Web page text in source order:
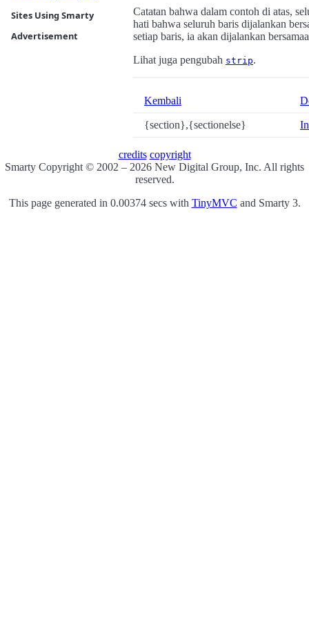
Sites Using Smarty
Advertisement
Catatan bahwa dalam contoh di atas,
hati bahwa seluruh baris dijalankan
setiap baris, ia akan dijalankan
Lihat juga pengubah strip.
Kembali
{section},{sectionelse}
credits copyright
Smarty Copyright © 2002 – 2026 New Digital Group, Inc. All rights
reserved.
This page generated in 0.00374 secs with TinyMVC and Smarty 3.